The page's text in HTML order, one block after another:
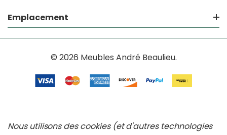
Emplacement
© 2026 Meubles André Beaulieu.
Nous utilisons des cookies (et d'autres technologies